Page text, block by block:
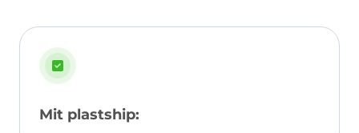
Mit plastship: